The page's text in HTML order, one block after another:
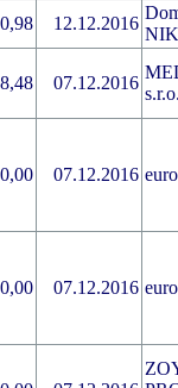
0,98 12.12.2016
07.12.2016
07.12.2016
07.12.2016